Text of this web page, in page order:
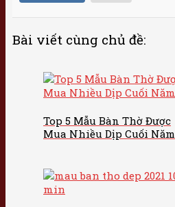
Bài viết cùng chủ đề:
Top 5 Mẫu Bàn Thờ Được
Mua Nhiều Dịp Cuối Năm